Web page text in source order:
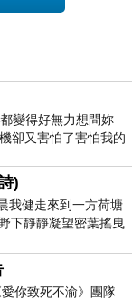
要功能和優
當地和國家
減少稅務負
務交易，並按
財務活動得
定個人或企業
，以實現長期
變得好無力想問妳
卻又害怕了害怕我的
)
我健走來到一方荷塘
下靜靜凝望密葉搖曳
曳
你致死不渝》團隊